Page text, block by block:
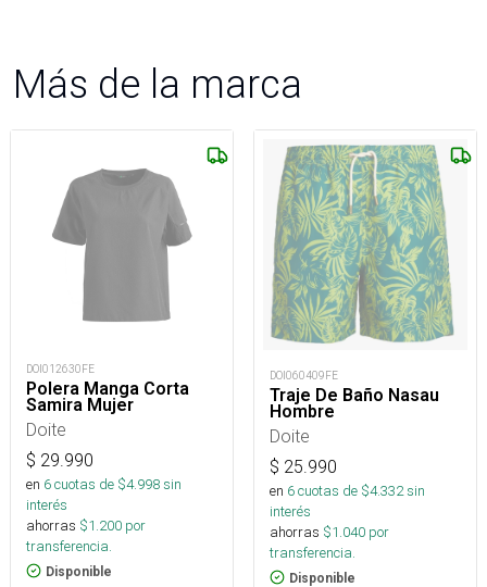
Más de la marca
DOI012630FE
Polera Manga Corta
Samira Mujer
Doite
$ 29.990
en 6cuotas de $4.998sin
interés
ahorras $1.200 por
transferencia.
Disponible
DOI060409FE
Traje De Baño Nasau
Hombre
Doite
$ 25.990
en 6cuotas de $4.332sin
interés
ahorras $1.040 por
transferencia.
Disponible